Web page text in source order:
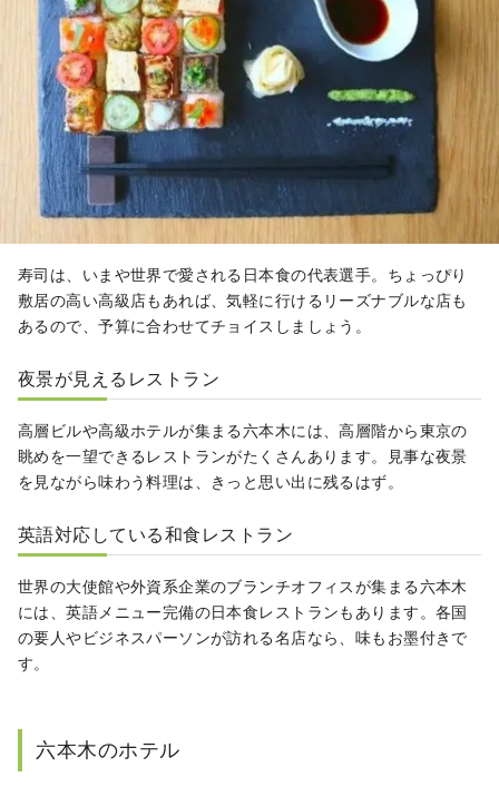
寿司は、いまや世界で愛される日本食の代表選手。ちょっぴり
敷居の高い高級店もあれば、気軽に行けるリーズナブルな店も
あるので、予算に合わせてチョイスしましょう。
夜景が見えるレストラン
高層ビルや高級ホテルが集まる六本木には、高層階から東京の
眺めを一望できるレストランがたくさんあります。見事な夜景
を見ながら味わう料理は、きっと思い出に残るはず。
英語対応している和食レストラン
世界の大使館や外資系企業のブランチオフィスが集まる六本木
には、英語メニュー完備の日本食レストランもあります。各国
の要人やビジネスパーソンが訪れる名店なら、味もお墨付きで
す。
六本木のホテル